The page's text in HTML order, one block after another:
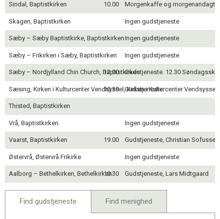
Sindal, Baptistkirken 10.00 Morgenkaffe og morgenandagt,
Skagen, Baptistkirken Ingen gudstjeneste
Sæby – Sæby Baptistkirke, BaptistkirkenIngen gudstjeneste
Sæby – Frikirken i Sæby, Baptistkirken Ingen gudstjeneste
Sæby – Nordjylland Chin Church, Baptistkirken
12.00 Gudstjeneste. 12.30
Sæsing, Kirken i Kulturcenter Vendsyssel, Kirken i Kulturcenter Vendsyssel
10.30 Gudstjeneste
Thisted, Baptistkirken
Vrå, Baptistkirken Ingen gudstjeneste
Vaarst, Baptistkirken 19.00 Gudstjeneste, Christian Sofussen
Østervrå, Østervrå Frikirke Ingen gudstjeneste
Aalborg – Bethelkirken, Bethelkirken10.30 Gudstjeneste, Lars Midtgaard
Find gudstjeneste Find menighed